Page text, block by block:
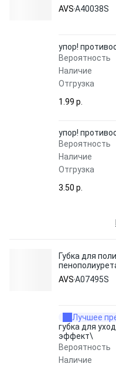
AVSA40038S
упор!
Вероятность
Наличие
Отгрузка
1.99 p.
упор!
Вероятность
Наличие
Отгрузка
3.50 p.
Губка для
AVSA07495S
Лучшее
губка для
эффект\
Вероятность
Наличие